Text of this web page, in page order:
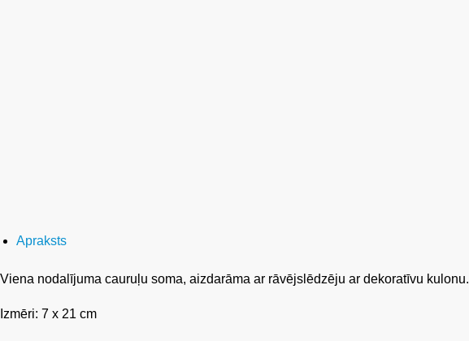
Apraksts
Viena nodalījuma cauruļu soma, aizdarāma ar rāvējslēdzēju ar dekoratīvu kulonu.
Izmēri: 7 x 21 cm